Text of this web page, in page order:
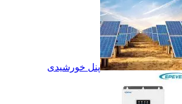
پنل خورشیدی